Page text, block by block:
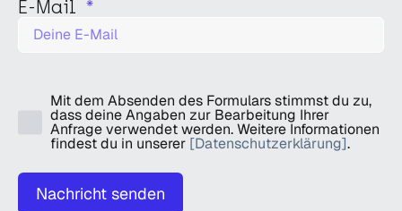
E-Mail
Mit dem Absenden des Formulars stimmst du zu,
dass deine Angaben zur Bearbeitung Ihrer
Anfrage verwendet werden. Weitere Informationen
findest du in unserer [Datenschutzerklärung].
Nachricht senden